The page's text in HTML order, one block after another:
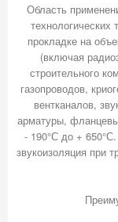
Область
прокладке на
(включая
строительного
газопроводов,
вентканалов,
арматуры,
- 190°С до +
звукоизоляция при